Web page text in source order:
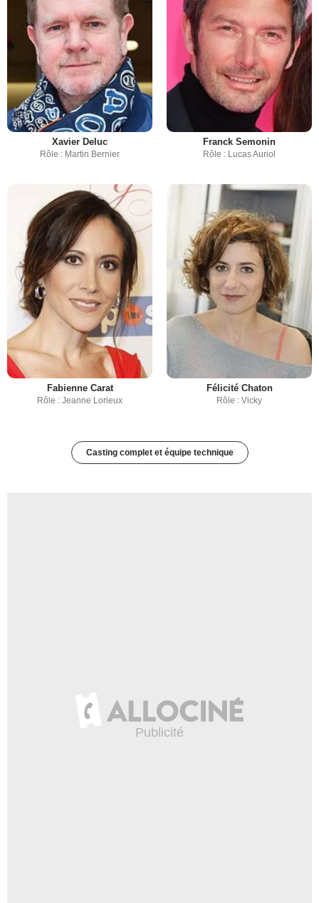
Xavier Deluc
Rôle : Martin Bernier
Franck Semonin
Rôle : Lucas Auriol
Fabienne Carat
Rôle : Jeanne Lorieux
Félicité Chaton
Rôle : Vicky
Casting complet et équipe technique